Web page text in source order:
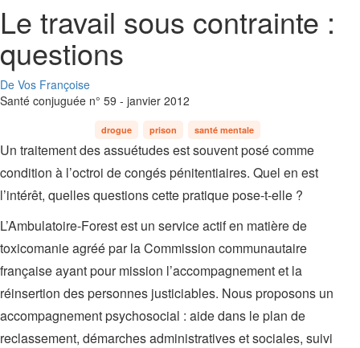
Le travail sous contrainte :
questions
De Vos Françoise
Santé conjuguée n° 59 - janvier 2012
drogue prison santé mentale
Un traitement des assuétudes est souvent posé comme
condition à l’octroi de congés pénitentiaires. Quel en est
l’intérêt, quelles questions cette pratique pose-t-elle ?
L’Ambulatoire-Forest est un service actif en matière de
toxicomanie agréé par la Commission communautaire
française ayant pour mission l’accompagnement et la
réinsertion des personnes justiciables. Nous proposons un
accompagnement psychosocial : aide dans le plan de
reclassement, démarches administratives et sociales, suivi